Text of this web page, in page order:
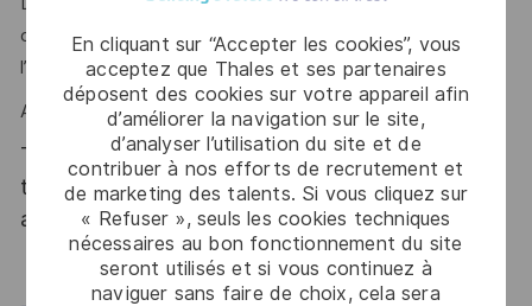
En cliquant sur “Accepter les cookies”, vous
acceptez que Thales et ses partenaires
déposent des cookies sur votre appareil afin
d’améliorer la navigation sur le site,
d’analyser l’utilisation du site et de
contribuer à nos efforts de recrutement et
de marketing des talents. Si vous cliquez sur
« Refuser », seuls les cookies techniques
nécessaires au bon fonctionnement du site
seront utilisés et si vous continuez à
naviguer sans faire de choix, cela sera
capacité d’analyse et de synthèse sont autant d’atouts que
l’on vous reconnait ?
Alors ce poste est fait pour vous !
Thales, entreprise Handi-Engagée, reconnait
tous les talents. La diversité est notre meilleur
atout. Postulez et rejoignez nous !